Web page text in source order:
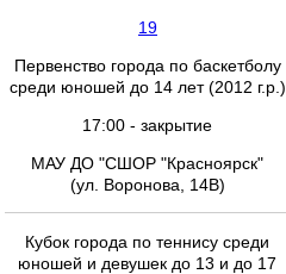
19
Первенство города по баскетболу
среди юношей до 14 лет (2012 г.р.)
17:00 - закрытие
МАУ ДО "СШОР "Красноярск"
(ул. Воронова, 14В)
Кубок города по теннису среди
юношей и девушек до 13 и до 17